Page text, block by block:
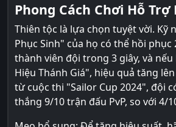
Phong Cách Chơi Hỗ Trợ
Thiên tộc là lựa chọn tuyệt vời. Kỹ
Phục Sinh" của họ có thể hồi phục
thành viên đội trong 3 giây, và
Hiệu Thánh Giá", hiệu quả tăng
từ cuộc thi "Sailor Cup 2024", đội
thắng 9/10 trận đấu PvP, so với 4/